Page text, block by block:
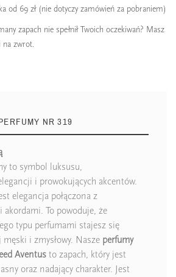
od 69 zł (nie dotyczy zamówień za pobraniem)
zapach nie spełnił Twoich oczekiwań? Masz
na zwrot.
NR 319
to symbol luksusu,
i prowokujących akcentów.
elegancja połączona z
akordami. To powoduje, że
typu perfumami stajesz się
męski i zmysłowy. Nasze perfumy
Aventus to zapach, który jest
oraz nadający charakter. Jest